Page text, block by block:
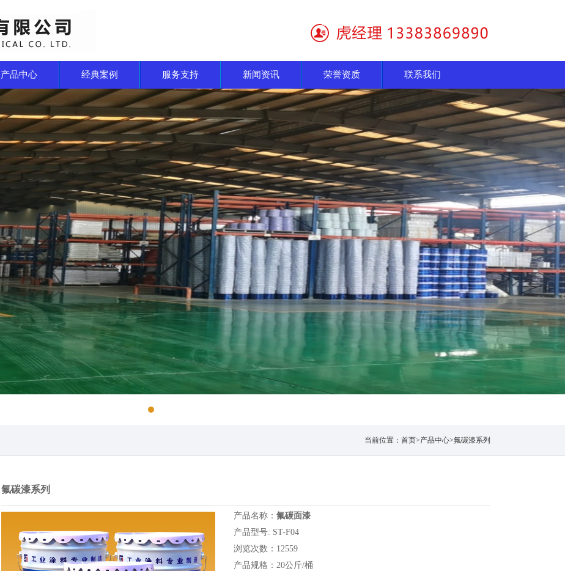
产品中心 经典案例 服务支持 新闻资讯 荣誉资质 联系我们
当前位置： 首页>产品中心>氟碳漆系列
氟碳漆系列
产品名称： 氟碳面漆
产品型号: ST-F04
浏览次数：12559
产品规格：20公斤/桶